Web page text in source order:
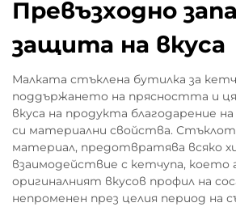
Превъзходно
защита на вкуса
Малката стъклена бутилка за
поддържането на прясността и
вкуса на продукта благодарение
си материални свойства.
материал, предотвратява всяко
взаимодействие с кетчупа, което
оригиналният вкусов профил на
непроменен през целия период на